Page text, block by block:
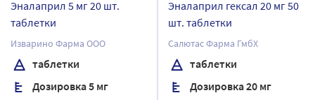
Эналаприл 5 мг 20 шт.
таблетки
Изварино Фарма ООО
таблетки
Дозировка 5 мг
Эналаприл гексал 20 мг 50
шт. таблетки
Салютас Фарма ГмбХ
таблетки
Дозировка 20 мг